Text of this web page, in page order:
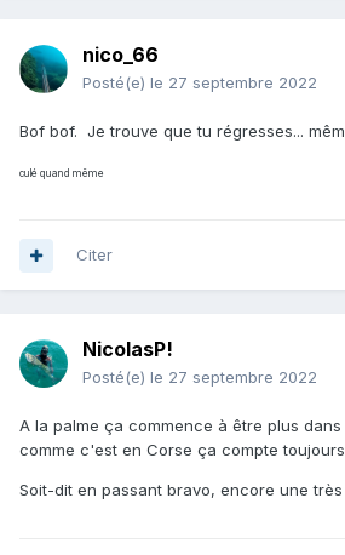
nico_66
Posté(e) le 27 septembre 2022
Bof bof. Je trouve que tu régresses...
culé quand même
Citer
NicolasP!
Posté(e) le 27 septembre 2022
A la palme ça commence à être plus
comme c'est en Corse ça compte toujours
Soit-dit en passant bravo, encore une